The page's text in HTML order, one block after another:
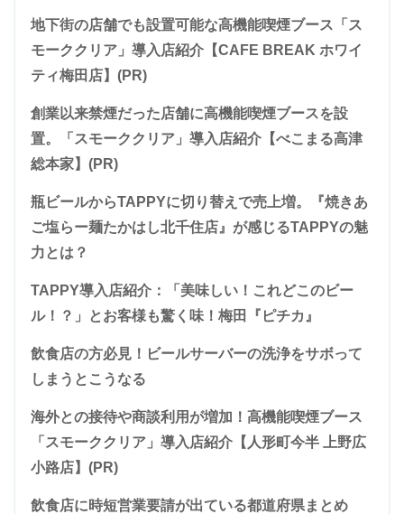
地下街の店舗でも設置可能な高機能喫煙ブース「ス
モーククリア」導入店紹介【CAFE BREAK ホワイ
ティ梅田店】(PR)
創業以来禁煙だった店舗に高機能喫煙ブースを設
置。「スモーククリア」導入店紹介【べこまる高津
総本家】(PR)
瓶ビールからTAPPYに切り替えで売上増。『焼きあ
ご塩らー麺たかはし北千住店』が感じるTAPPYの魅
力とは？
TAPPY導入店紹介：「美味しい！これどこのビー
ル！？」とお客様も驚く味！梅田『ピチカ』
飲食店の方必見！ビールサーバーの洗浄をサボって
しまうとこうなる
海外との接待や商談利用が増加！高機能喫煙ブース
「スモーククリア」導入店紹介【人形町今半 上野広
小路店】(PR)
飲食店に時短営業要請が出ている都道府県まとめ